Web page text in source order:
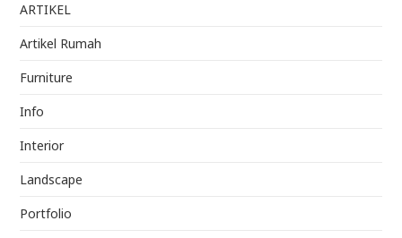
ARTIKEL
Artikel Rumah
Furniture
Info
Interior
Landscape
Portfolio